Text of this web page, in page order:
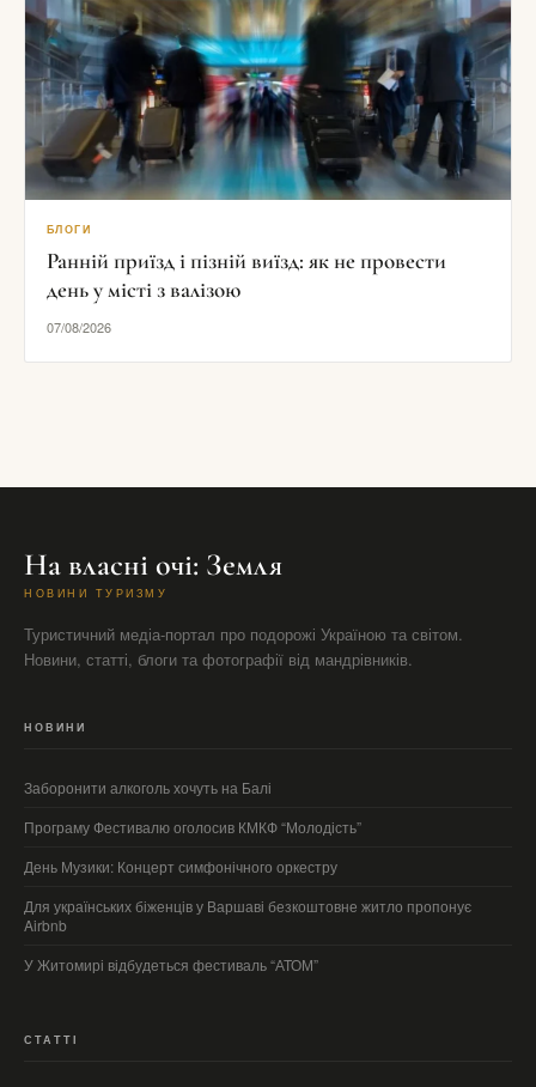
БЛОГИ
Ранній приїзд і пізній виїзд: як не провести
день у місті з валізою
07/08/2026
На власні очі: Земля
НОВИНИ ТУРИЗМУ
Туристичний медіа-портал про подорожі Україною та світом.
Новини, статті, блоги та фотографії від мандрівників.
НОВИНИ
Заборонити алкоголь хочуть на Балі
Програму Фестивалю оголосив КМКФ “Молодість”
День Музики: Концерт симфонічного оркестру
Для українських біженців у Варшаві безкоштовне житло пропонує
Airbnb
У Житомирі відбудеться фестиваль “АТОМ”
СТАТТІ